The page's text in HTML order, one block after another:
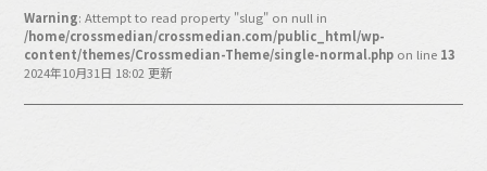
動画
ビジネス・ブック・アカデミー
業界ビジネス
CMGNOW!
Warning: Attempt to read property "slug" on null in
/home/crossmedian/crossmedian.com/public_html/wp-
content/themes/Crossmedian-Theme/single-normal.php on line 13
2024年10月31日 18:02 更新